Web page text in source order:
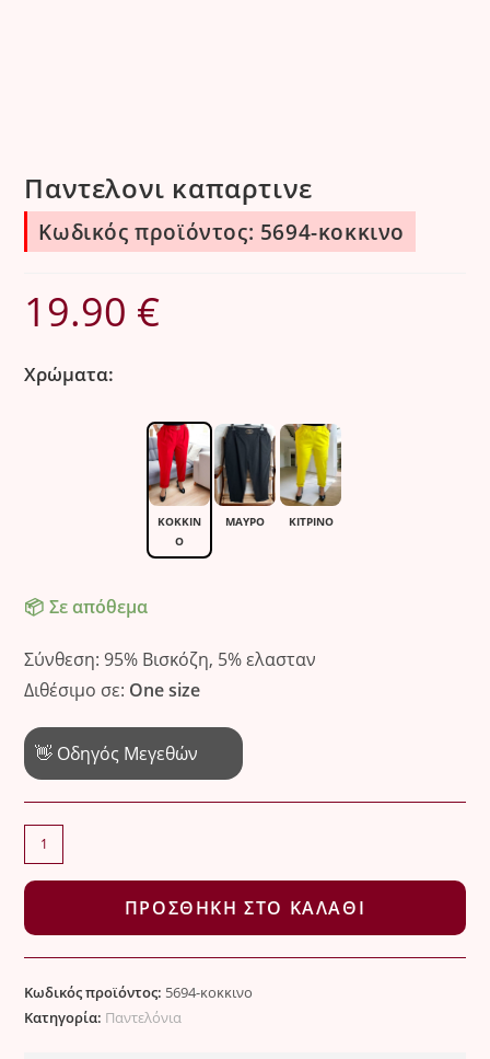
Παντελονι καπαρτινε
Κωδικός προϊόντος: 5694-κοκκινο
19.90 €
Χρώματα:
ΚΌΚΚΙΝ
Ο
ΜΑΎΡΟ ΚΊΤΡΙΝΟ
Σε απόθεμα
Σύνθεση: 95% Βισκόζη, 5% ελασταν
Διθέσιμο σε: One size
👋 Οδηγός Μεγεθών
Παντελονι
καπαρτινε
ποσότητα
ΠΡΟΣΘΉΚΗ ΣΤΟ ΚΑΛΆΘΙ
Κωδικός προϊόντος: 5694-κοκκινο
Κατηγορία: Παντελόνια